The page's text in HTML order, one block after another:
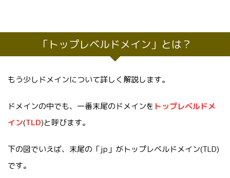
「トップレベルドメイン」とは？
もう少しドメインについて詳しく解説します。
ドメインの中でも、一番末尾のドメインを トップレベルドメ
イン(TLD)と呼びます。
下の図でいえば、末尾の「jp」がトップレベルドメイン(TLD)
です。